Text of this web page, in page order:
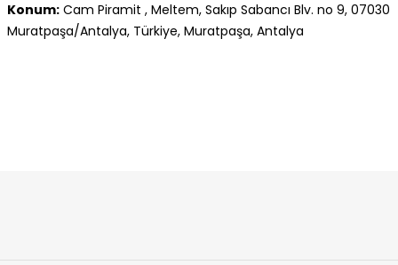
Konum:Cam Piramit , Meltem, Sakıp Sabancı Blv. no 9, 07030
Muratpaşa/Antalya, Türkiye, Muratpaşa, Antalya